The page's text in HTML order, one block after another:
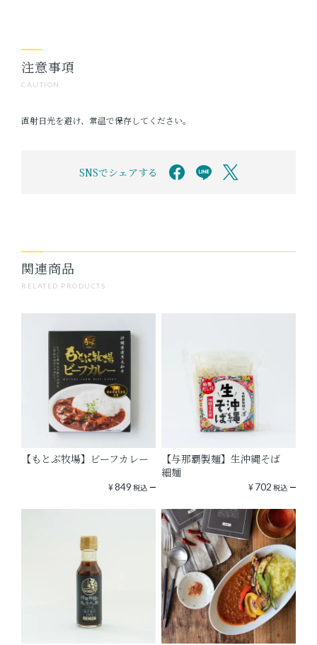
CAUTION
注意事項
直射日光を避け、常温で保存してください。
SNSでシェアする
RELATED PRODUCTS
関連商品
【もとぶ牧場】ビーフカレー
¥849 税込
【与那覇製麺】生沖縄そば
細麺
¥702 税込